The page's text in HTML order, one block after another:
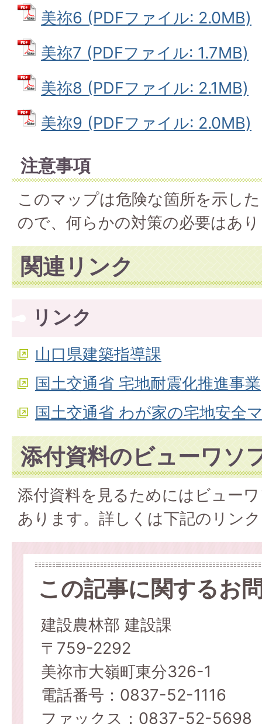
美祢6 (PDFファイル: 2.0MB)
美祢7 (PDFファイル: 1.7MB)
美祢8 (PDFファイル: 2.1MB)
美祢9 (PDFファイル: 2.0MB)
注意事項
このマップは危険な箇所を示し
ので、何らかの対策の必要はあ
関連リンク
リンク
山口県建築指導課
国土交通省 宅地耐震化推進事業
国土交通省 わが家の宅地安全
添付資料のビューワソ
添付資料を見るためにはビュー
あります。詳しくは下記のリン
この記事に関するお
建設農林部 建設課
〒759-2292
美祢市大嶺町東分326-1
電話番号：0837-52-1116
ファックス：0837-52-5698